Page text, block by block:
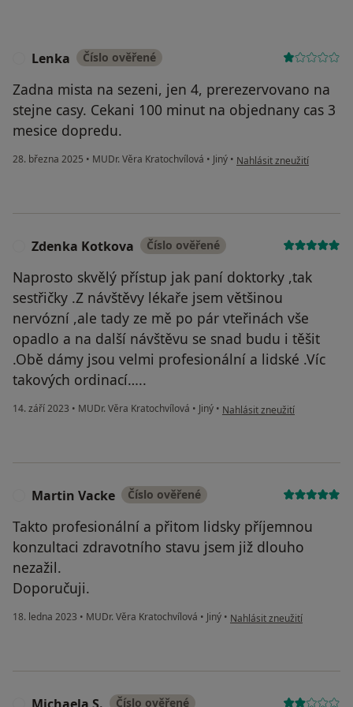
Lenka Číslo ověřené
Zadna mista na sezeni, jen 4, prerezervovano na
stejne casy. Cekani 100 minut na objednany cas 3
mesice dopredu.
28. března 2025 • MUDr. Věra Kratochvílová • Jiný • podle názoru uživatele
Nahlásit zneužití
Zdenka Kotkova Číslo ověřené
Naprosto skvělý přístup jak paní doktorky ,tak
sestřičky .Z návštěvy lékaře jsem většinou
nervózní ,ale tady ze mě po pár vteřinách vše
opadlo a na další návštěvu se snad budu i těšit
.Obě dámy jsou velmi profesionální a lidské .Víc
takových ordinací…..
14. září 2023 • MUDr. Věra Kratochvílová • Jiný • podle názoru uživatele
Nahlásit zneužití
Martin Vacke Číslo ověřené
Takto profesionální a přitom lidsky příjemnou
konzultaci zdravotního stavu jsem již dlouho
nezažil.
Doporučuji.
18. ledna 2023 • MUDr. Věra Kratochvílová • Jiný • podle názoru uživatele
Nahlásit zneužití
Číslo ověřené